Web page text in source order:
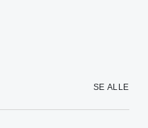
SE ALLE